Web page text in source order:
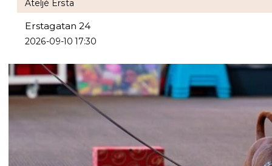
Ateljé Ersta
Erstagatan 24
2026-09-10 17:30